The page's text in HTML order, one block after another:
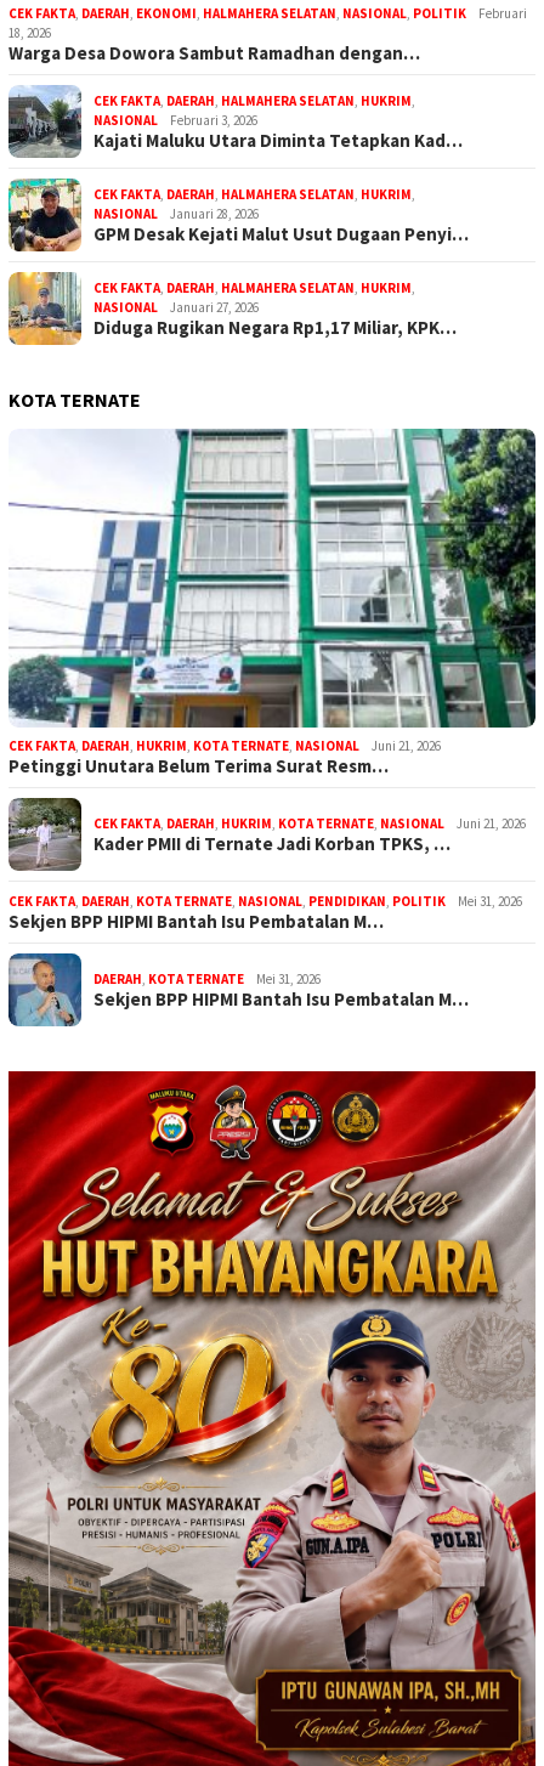
CEK FAKTA DAERAH EKONOMI HALMAHERA SELATAN NASIONAL POLITIK
Februari
18, 2026
Warga Desa Dowora Sambut Ramadhan dengan…
CEK FAKTA DAERAH HALMAHERA SELATAN HUKRIM
NASIONAL
Februari 3, 2026
Kajati Maluku Utara Diminta Tetapkan Kad…
CEK FAKTA DAERAH HALMAHERA SELATAN HUKRIM
NASIONAL
Januari 28, 2026
GPM Desak Kejati Malut Usut Dugaan Penyi…
CEK FAKTA DAERAH HALMAHERA SELATAN HUKRIM
NASIONAL
Januari 27, 2026
Diduga Rugikan Negara Rp1,17 Miliar, KPK…
KOTA TERNATE
CEK FAKTA DAERAH HUKRIM KOTA TERNATE NASIONAL Juni 21, 2026
Petinggi Unutara Belum Terima Surat Resm…
CEK FAKTA DAERAH HUKRIM KOTA TERNATE NASIONAL Juni 21, 2026
Kader PMII di Ternate Jadi Korban TPKS, …
CEK FAKTA DAERAH KOTA TERNATE NASIONAL PENDIDIKAN POLITIK Mei 31, 2026
Sekjen BPP HIPMI Bantah Isu Pembatalan M…
DAERAH KOTA TERNATE Mei 31, 2026
Sekjen BPP HIPMI Bantah Isu Pembatalan M…